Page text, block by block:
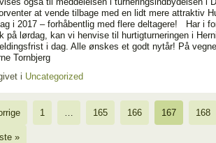
at vende tilbage med en lidt mere attraktiv
i 2017 – forhåbentlig med flere deltagere! Har i
på lørdag, kan vi henvise til hurtigturneringen i
i dag. Alle ønskes et godt nytår! På
Tornbjerg
i Uncategorized
1 … 165 166 167 168
»